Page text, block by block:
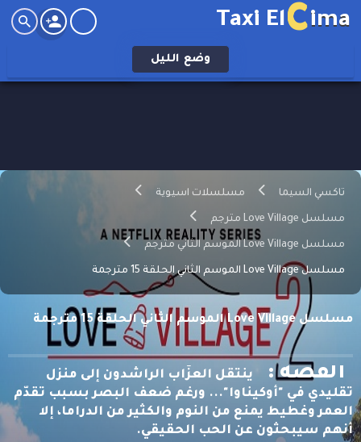
Taxi ElCima
وضع الليل
تاكسي السيما مسلسلات اسيوية
مسلسل Love Village مترجم
مسلسل Love Village الموسم الثاني مترجم
مسلسل Love Village الموسم الثاني الحلقة 15 مترجمة
مسلسل Love Village الموسم الثاني الحلقة 15 مترجمة
القصه :
ينتقل العزّاب الراشدون إلى منزل
تقليدي في "أوكيناوا"... ورغم ضعف البصر بسبب تقدّم
العمر وغطيط يمنع من النوم والكثير من الدراما، إلا
أنهم سيبحثون عن الحب الحقيقي.